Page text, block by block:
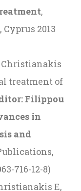
,
2013
Christianakis
treatment of
Filippou
in
and
716-12-8)
E,